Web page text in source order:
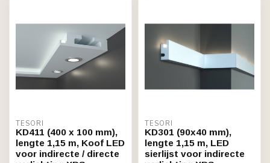
TESORI
KD411 (400 x 100 mm),
lengte 1,15 m, Koof LED
voor indirecte / directe
TESORI
KD301 (90x40 mm),
lengte 1,15 m, LED
sierlijst voor indirecte